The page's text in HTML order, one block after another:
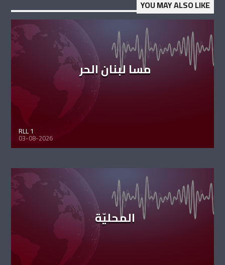
YOU MAY ALSO LIKE
مسا لبنان الحر
RLL 1
03-08-2026
المحليّة